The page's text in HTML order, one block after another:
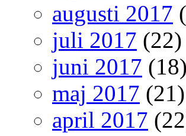
augusti 2017
juli 2017 (22)
juni 2017 (18)
maj 2017 (21)
april 2017